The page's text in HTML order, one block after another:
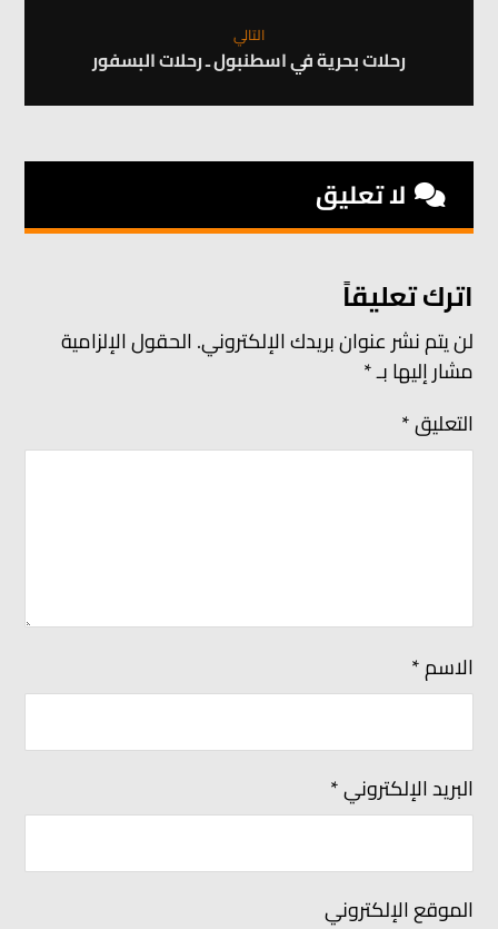
التالي
رحلات بحرية في اسطنبول ـ رحلات البسفور
لا تعليق
اترك تعليقاً
لن يتم نشر عنوان بريدك الإلكتروني.الحقول الإلزامية
مشار إليها بـ*
التعليق*
الاسم*
البريد الإلكتروني*
الموقع الإلكتروني